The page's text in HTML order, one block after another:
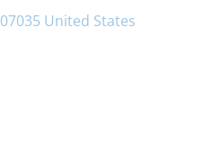
United States